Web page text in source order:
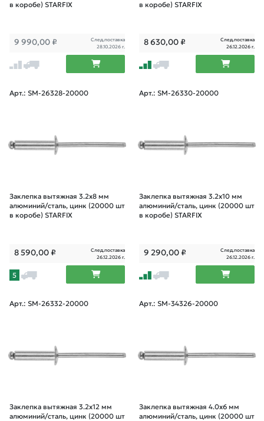
в коробе) STARFIX
9 990,00 ₽
След.поставка
28.10.2026 г.
в коробе) STARFIX
8 630,00₽
След.поставка
26.12.2026 г.
Арт.: SM-26328-20000
Заклепка вытяжная 3.2х8 мм
алюминий/сталь, цинк (20000 шт
в коробе) STARFIX
8 590,00₽
След.поставка
26.12.2026 г.
5
Арт.: SM-26330-20000
Заклепка вытяжная 3.2х10 мм
алюминий/сталь, цинк (20000 шт
в коробе) STARFIX
9 290,00₽
След.поставка
26.12.2026 г.
Арт.: SM-26332-20000
Заклепка вытяжная 3.2х12 мм
алюминий/сталь, цинк (20000 шт
Арт.: SM-34326-20000
Заклепка вытяжная 4.0х6 мм
алюминий/сталь, цинк (20000 шт